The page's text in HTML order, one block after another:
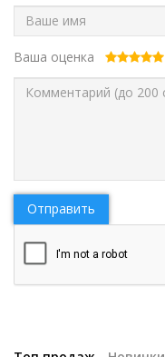
Ваша оценка
Отправить